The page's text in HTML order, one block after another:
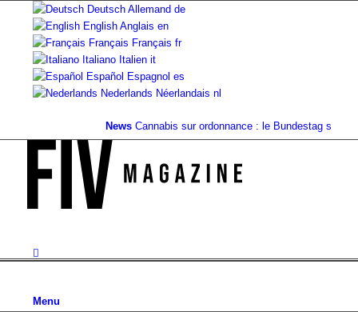
Deutsch Allemand de
English Anglais en
Français Français fr
Italiano Italien it
Español Espagnol es
Nederlands Néerlandais nl
News Cannabis sur ordonnance : le Bundestag
Menu